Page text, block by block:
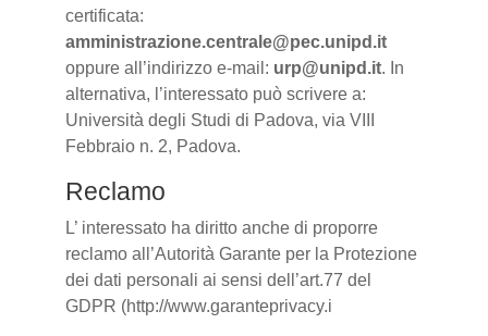
certificata:
amministrazione.centrale@pec.unipd.it
oppure all’indirizzo e-mail: urp@unipd.it. In
alternativa, l’interessato può scrivere a:
Università degli Studi di Padova, via VIII
Febbraio n. 2, Padova.
Reclamo
L’ interessato ha diritto anche di proporre
reclamo all’Autorità Garante per la Protezione
dei dati personali ai sensi dell’art.77 del
GDPR (http://www.garanteprivacy.i